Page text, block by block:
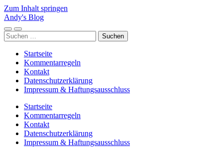
Zum Inhalt springen
Andy's Blog
Mobile-
Menü
Suchfeld
ein-/ausblenden
Suchen
nach:
Startseite
Kommentarregeln
Kontakt
Datenschutzerklärung
Impressum & Haftungsausschluss
Startseite
Kommentarregeln
Kontakt
Datenschutzerklärung
Impressum & Haftungsausschluss